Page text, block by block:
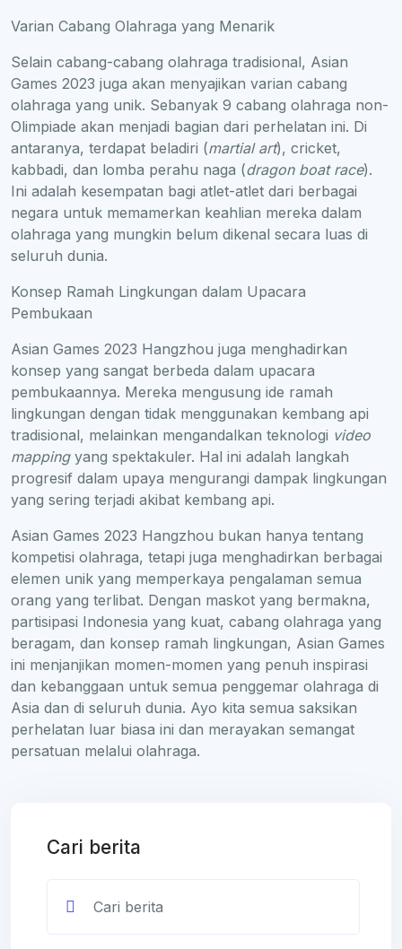
Varian Cabang Olahraga yang Menarik
Selain cabang-cabang olahraga tradisional, Asian
Games 2023 juga akan menyajikan varian cabang
olahraga yang unik. Sebanyak 9 cabang olahraga non-
Olimpiade akan menjadi bagian dari perhelatan ini. Di
antaranya, terdapat beladiri (martial art), cricket,
kabbadi, dan lomba perahu naga (dragon boat race).
Ini adalah kesempatan bagi atlet-atlet dari berbagai
negara untuk memamerkan keahlian mereka dalam
olahraga yang mungkin belum dikenal secara luas di
seluruh dunia.
Konsep Ramah Lingkungan dalam Upacara
Pembukaan
Asian Games 2023 Hangzhou juga menghadirkan
konsep yang sangat berbeda dalam upacara
pembukaannya. Mereka mengusung ide ramah
lingkungan dengan tidak menggunakan kembang api
tradisional, melainkan mengandalkan teknologi video
mappingyang spektakuler. Hal ini adalah langkah
progresif dalam upaya mengurangi dampak lingkungan
yang sering terjadi akibat kembang api.
Asian Games 2023 Hangzhou bukan hanya tentang
kompetisi olahraga, tetapi juga menghadirkan berbagai
elemen unik yang memperkaya pengalaman semua
orang yang terlibat. Dengan maskot yang bermakna,
partisipasi Indonesia yang kuat, cabang olahraga yang
beragam, dan konsep ramah lingkungan, Asian Games
ini menjanjikan momen-momen yang penuh inspirasi
dan kebanggaan untuk semua penggemar olahraga di
Asia dan di seluruh dunia. Ayo kita semua saksikan
perhelatan luar biasa ini dan merayakan semangat
persatuan melalui olahraga.
Cari berita